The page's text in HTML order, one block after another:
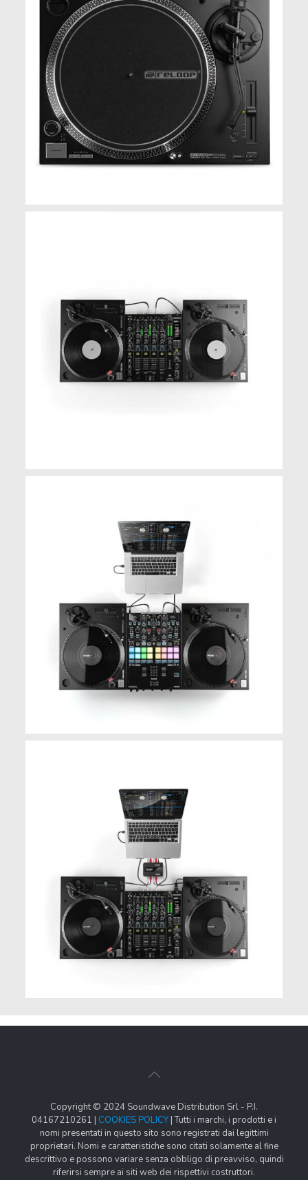
Copyright © 2024 Soundwave Distribution Srl - P.I.
04167210261 | COOKIES POLICY | Tutti i marchi, i prodotti e i
nomi presentati in questo sito sono registrati dai legittimi
proprietari. Nomi e caratteristiche sono citati solamente al fine
descrittivo e possono variare senza obbligo di preavviso, quindi
riferirsi sempre ai siti web dei rispettivi costruttori.